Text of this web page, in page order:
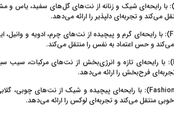
: با رایحه‌ای شیک و زنانه از نت‌های گل‌های سفید، یاس و
و تجربه‌ای دلپذیر را ارائه می‌دهد.
: با رایحه‌ای گرم و پیچیده از نت‌های چرم، ادویه و
و حس اعتماد به نفس را منتقل می‌کند.
: با رایحه‌ای تازه و انرژی‌بخش از نت‌های مرکبات،
فرح‌بخش را ارائه می‌دهد.
: با رایحه‌ای پیچیده و شیک از نت‌های چوبی،
منتقل می‌کند و تجربه‌ای لوکس را ارائه می‌دهد.